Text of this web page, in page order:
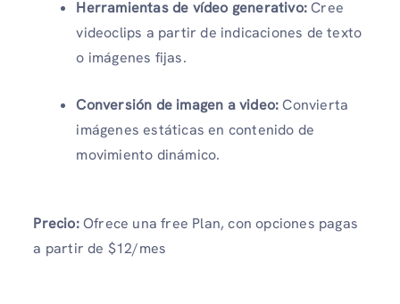
Herramientas de vídeo generativo:Cree
videoclips a partir de indicaciones de texto
o imágenes fijas.
Conversión de imagen a video:Convierta
imágenes estáticas en contenido de
movimiento dinámico.
Precio:Ofrece una free Plan, con opciones pagas
a partir de $12/mes